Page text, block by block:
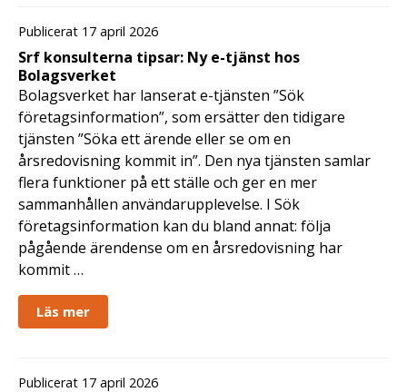
Publicerat 17 april 2026
Srf konsulterna tipsar: Ny e-tjänst hos
Bolagsverket
Bolagsverket har lanserat e-tjänsten ”Sök
företagsinformation”, som ersätter den tidigare
tjänsten ”Söka ett ärende eller se om en
årsredovisning kommit in”. Den nya tjänsten samlar
flera funktioner på ett ställe och ger en mer
sammanhållen användarupplevelse. I Sök
företagsinformation kan du bland annat: följa
pågående ärendense om en årsredovisning har
kommit …
Läs mer
Publicerat 17 april 2026